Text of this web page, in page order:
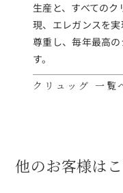
生産と、すべての
現、エレガンスを
尊重し、毎年最高
す。
クリュッグ 一覧
他のお客様は